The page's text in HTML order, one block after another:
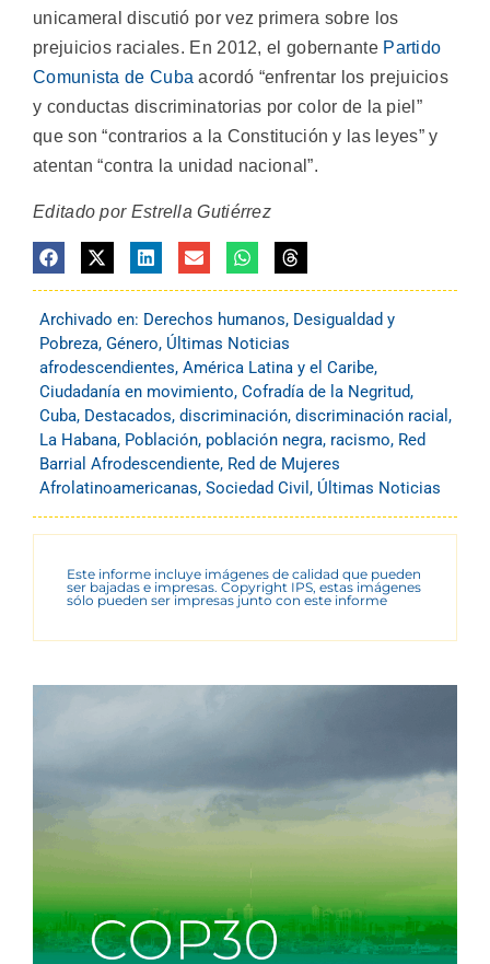
unicameral discutió por vez primera sobre los
prejuicios raciales. En 2012, el gobernante Partido
Comunista de Cuba acordó “enfrentar los prejuicios
y conductas discriminatorias por color de la piel”
que son “contrarios a la Constitución y las leyes” y
atentan “contra la unidad nacional”.
Editado por Estrella Gutiérrez
Archivado en: Derechos humanos, Desigualdad y
Pobreza, Género, Últimas Noticias
afrodescendientes, América Latina y el Caribe,
Ciudadanía en movimiento, Cofradía de la Negritud,
Cuba, Destacados, discriminación, discriminación racial ,
La Habana, Población, población negra, racismo, Red
Barrial Afrodescendiente, Red de Mujeres
Afrolatinoamericanas, Sociedad Civil , Últimas Noticias
Este informe incluye imágenes de calidad que pueden
ser bajadas e impresas. Copyright IPS, estas imágenes
sólo pueden ser impresas junto con este informe